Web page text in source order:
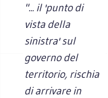
"... il 'punto di
vista della
sinistra' sul
governo del
territorio, rischia
di arrivare in